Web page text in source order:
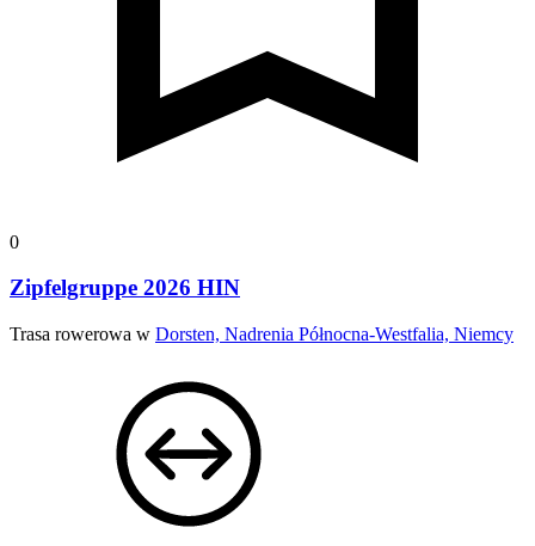
0
Zipfelgruppe 2026 HIN
Trasa rowerowa w Dorsten, Nadrenia Północna-Westfalia, Niemcy